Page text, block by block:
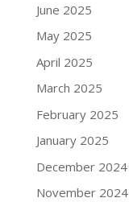
June 2025
May 2025
April 2025
March 2025
February 2025
January 2025
December 2024
November 2024